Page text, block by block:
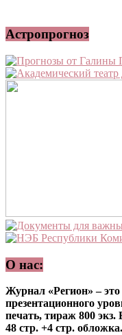
Астропрогноз
О нас:
Журнал «Регион» – это
презентационного
печать, тираж 800
48 стр. +4 стр. обложка.